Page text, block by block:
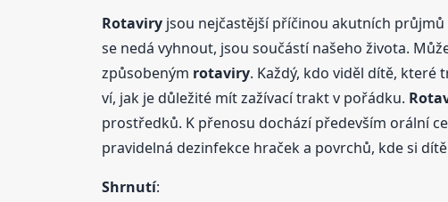
Rotaviryjsou nejčastější příčinou akutních průjmů
se nedá vyhnout, jsou součástí našeho života.
způsobeným rotaviry. Každý, kdo viděl dítě, které
ví, jak je důležité mít zažívací trakt v pořádku.
prostředků. K přenosu dochází především orální
pravidelná dezinfekce hraček a povrchů, kde si
Shrnutí: